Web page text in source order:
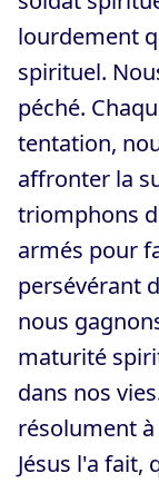
lourdement
spirituel.
péché.
tentation,
affronter la
triomphons
armés pour
persévérant
nous
maturité
dans nos
résolument
Jésus l'a fait,